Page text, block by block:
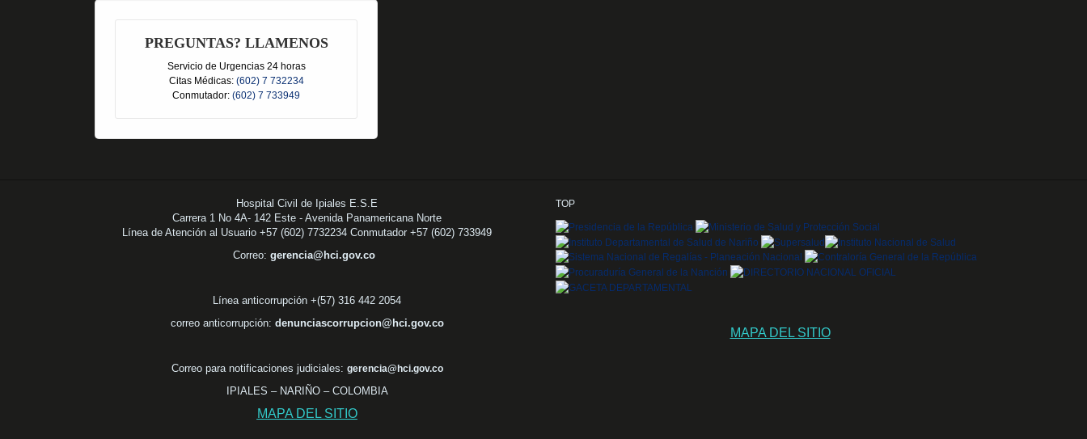
PREGUNTAS? LLAMENOS
Servicio de Urgencias 24 horas
Citas Médicas: (602) 7 732234
Conmutador: (602) 7 733949
Hospital Civil de Ipiales E.S.E
Carrera 1 No 4A- 142 Este - Avenida Panamericana Norte
Línea de Atención al Usuario +57 (602) 7732234 Conmutador +57 (602) 733949
Correo: gerencia@hci.gov.co
Línea anticorrupción +(57) 316 442 2054
correo anticorrupción: denunciascorrupcion@hci.gov.co
Correo para notificaciones judiciales: gerencia@hci.gov.co
IPIALES – NARIÑO – COLOMBIA
MAPA DEL SITIO
TOP
MAPA DEL SITIO